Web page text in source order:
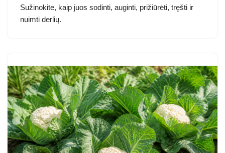
Sužinokite, kaip juos sodinti, auginti, prižiūrėti, tręšti ir
nuimti derlių.